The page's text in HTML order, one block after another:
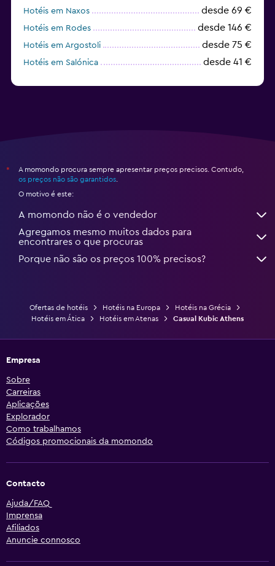
Hotéis em Naxos desde 69 €
Hotéis em Rodes desde 146 €
Hotéis em Argostoli desde 75 €
Hotéis em Salónica desde 41 €
*
A momondo procura sempre apresentar preços precisos. Contudo,
os preços não são garantidos
O motivo é este:
A momondo não é o vendedor
Agregamos mesmo muitos dados para
encontrares o que procuras
Porque não são os preços 100% precisos?
Ofertas de hotéis Hotéis na Europa
Hotéis na Grécia
Hotéis em Ática
Hotéis em Atenas Casual Kubic Athens
Empresa
Sobre
Carreiras
Aplicações
Explorador
Como trabalhamos
Códigos promocionais da momondo
Contacto
Ajuda/FAQ
Imprensa
Afiliados
Anuncie connosco